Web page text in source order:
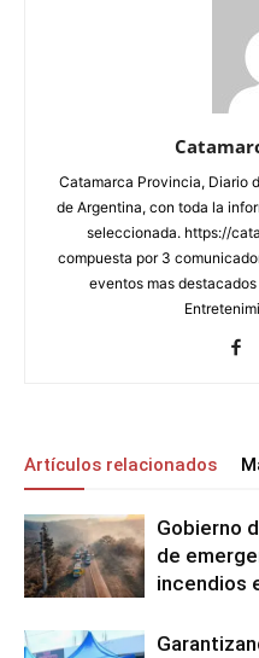
Catamarca Provincia, Diario
de Argentina, con toda la
seleccionada. https://
compuesta por 3
eventos mas
Artículos relacionados
Gobierno
de
incendios